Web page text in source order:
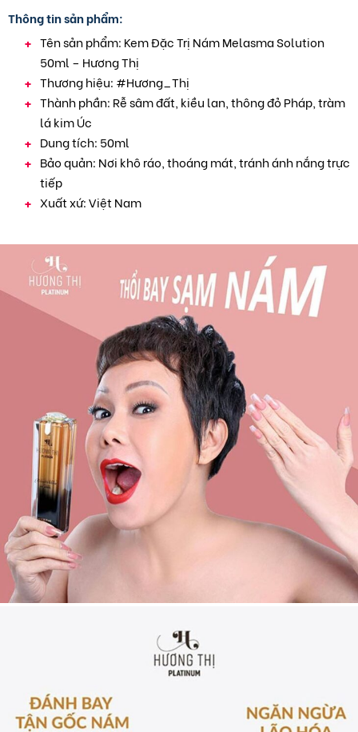
Thông tin sản phẩm:
Tên sản phẩm: Kem Đặc Trị Nám Melasma Solution
50ml – Hương Thị
Thương hiệu: #Hương_Thị
Thành phần: Rễ sâm đất, kiều lan, thông đỏ Pháp, tràm
lá kim Úc
Dung tích: 50ml
Bảo quản: Nơi khô ráo, thoáng mát, tránh ánh nắng trực
tiếp
Xuất xứ: Việt Nam